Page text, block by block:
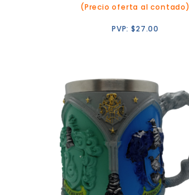
(Precio oferta al contado)
PVP:$27.00